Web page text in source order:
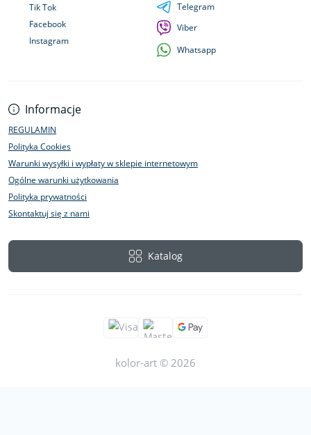
Informacje
REGULAMIN
Polityka Cookies
Warunki wysyłki i wypłaty w sklepie internetowym
Ogólne warunki użytkowania
Polityka prywatności
Skontaktuj się z nami
Katalog
Tik Tok
Facebook
Instagram
Telegram
Viber
Whatsapp
kolor-art © 2026